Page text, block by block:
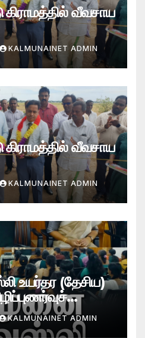
KALMUNAINET ADMIN
KALMUNAINET ADMIN
உயர்தர (தேசிய)
KALMUNAINET ADMIN